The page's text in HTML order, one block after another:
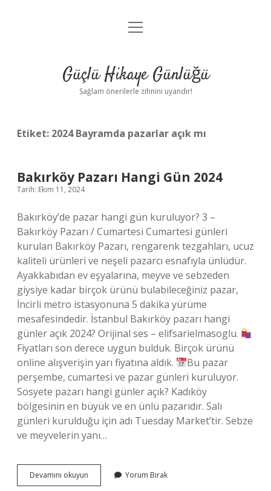
Anasayfa
Yasal Uyarı
menüyü
Güçlü Hikaye Günlüğü
Sağlam önerilerle zihnini uyandır!
Etiket: 2024 Bayramda pazarlar açık mı
Bakırköy Pazarı Hangi Gün 2024
Tarih: Ekim 11, 2024
Bakırköy’de pazar hangi gün kuruluyor? 3 –
Bakırköy Pazarı / Cumartesi Cumartesi günleri
kurulan Bakırköy Pazarı, rengarenk tezgahları, ucuz
kaliteli ürünleri ve neşeli pazarcı esnafıyla ünlüdür.
Ayakkabıdan ev eşyalarına, meyve ve sebzeden
giysiye kadar birçok ürünü bulabileceğiniz pazar,
İncirli metro istasyonuna 5 dakika yürüme
mesafesindedir. İstanbul Bakırköy pazarı hangi
günler açık 2024? Orijinal ses – elifsarielmasoglu.
Fiyatları son derece uygun bulduk. Birçok ürünü
online alışverişin yarı fiyatına aldık.
Bu pazar
perşembe, cumartesi ve pazar günleri kuruluyor.
Sosyete pazarı hangi günler açık? Kadıköy
bölgesinin en büyük ve en ünlü pazarıdır. Salı
günleri kurulduğu için adı Tuesday Market’tir. Sebze
ve meyvelerin yanı…
Devamını okuyun Bakırköy
Pazarı
Yorum Bırak